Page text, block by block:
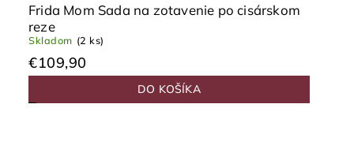
Frida Mom Sada na zotavenie po cisárskom
reze
Skladom (2 ks)
€109,90
DO KOŠÍKA